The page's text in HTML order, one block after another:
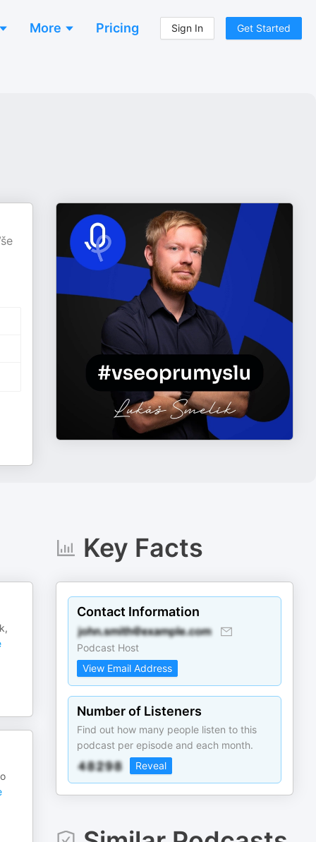
More Pricing Sign In Get Started
Key Facts
Contact Information
Podcast Host
View Email Address
Number of Listeners
Find out how many people listen to this
podcast per episode and each month.
Reveal